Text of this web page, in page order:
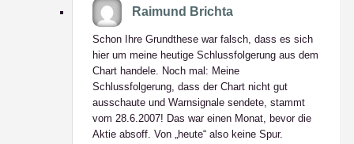
Raimund Brichta
Schon Ihre Grundthese war falsch, dass es sich
hier um meine heutige Schlussfolgerung aus dem
Chart handele. Noch mal: Meine
Schlussfolgerung, dass der Chart nicht gut
ausschaute und Warnsignale sendete, stammt
vom 28.6.2007! Das war einen Monat, bevor die
Aktie absoff. Von „heute“ also keine Spur.